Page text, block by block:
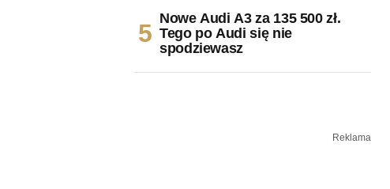
Nowe Audi A3 za 135 500 zł.
Tego po Audi się nie
spodziewasz
Reklama